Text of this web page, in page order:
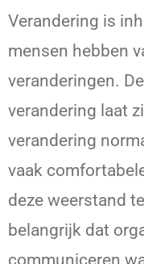
Verandering is
mensen hebben
veranderingen.
verandering laat
verandering
vaak
deze weerstand
belangrijk dat
communiceren